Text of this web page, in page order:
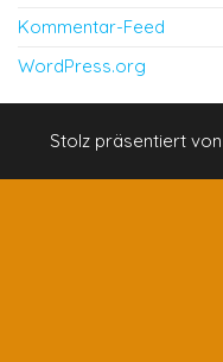
Kommentar-Feed
WordPress.org
Stolz präsentiert von